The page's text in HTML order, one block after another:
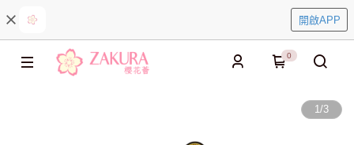
開啟APP
0
1/3